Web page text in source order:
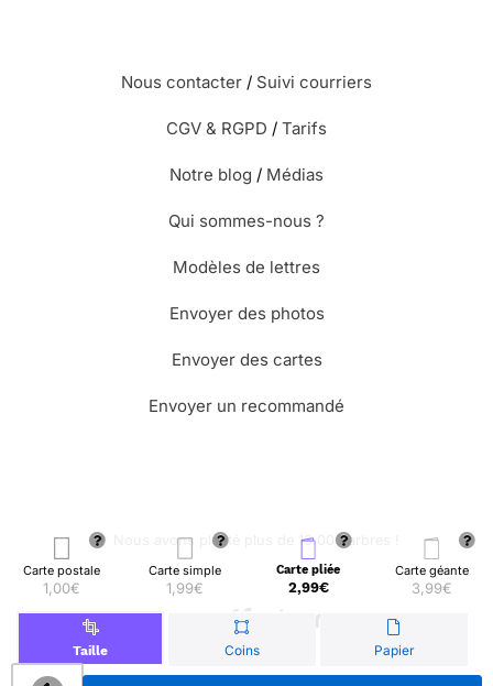
Carte postale
1,00€
Carte simple
1,99€
Carte pliée
2,99€
Carte géante
3,99€
Taille Coins Papier
Nous contacter / Suivi courriers
CGV & RGPD / Tarifs
Notre blog / Médias
Qui sommes-nous ?
Modèles de lettres
Envoyer des photos
Envoyer des cartes
Envoyer un recommandé
🌳 Nous avons planté plus de 13.000 arbres !
© Merci Facteur